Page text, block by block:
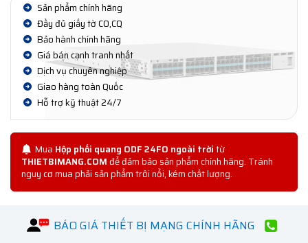
Sản phẩm chính hãng
Đầy đủ giấy tờ CO,CQ
Bảo hành chính hãng
Giá bán cạnh tranh nhất
Dịch vụ chuyên nghiệp
Giao hàng toàn Quốc
Hỗ trợ kỹ thuật 24/7
Mua Hộp phối quang ODF 24FO ngoài trờitừ
THIETBIMANG.COMđể đảm bảo sản phẩm chính hãng. Tránh
nguy cơ mua phải sản phẩm trôi nổi, kém chất lượng.
BÁO GIÁ THIẾT BỊ MẠNG CHÍNH HÃNG